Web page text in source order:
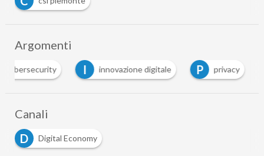
Argomenti
cybersecurity I innovazione digitale P privacy
Canali
D
Digital Economy